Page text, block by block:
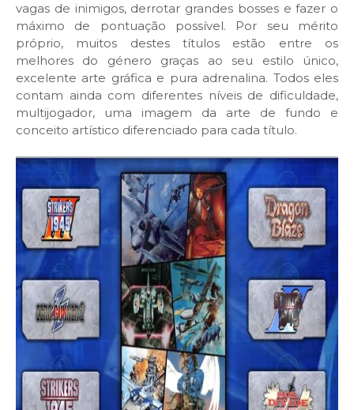
vagas de inimigos, derrotar grandes bosses e fazer o
máximo de pontuação possível. Por seu mérito
próprio, muitos destes títulos estão entre os
melhores do género graças ao seu estilo único,
excelente arte gráfica e pura adrenalina. Todos eles
contam ainda com diferentes níveis de dificuldade,
multijogador, uma imagem da arte de fundo e
conceito artístico diferenciado para cada título.